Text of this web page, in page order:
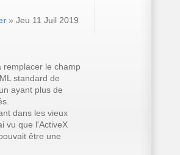
» Jeu 11 Juil 2019
remplacer le champ
standard de
ayant plus de
dans les vieux
vu que l'ActiveX
être une